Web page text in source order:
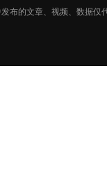
布的文章、视频、数据